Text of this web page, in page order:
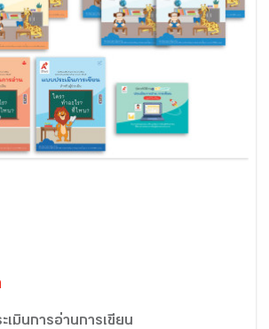
เมินการอ่านการเขียน